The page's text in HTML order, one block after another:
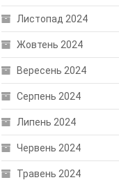
Листопад 2024
Жовтень 2024
Вересень 2024
Серпень 2024
Липень 2024
Червень 2024
Травень 2024